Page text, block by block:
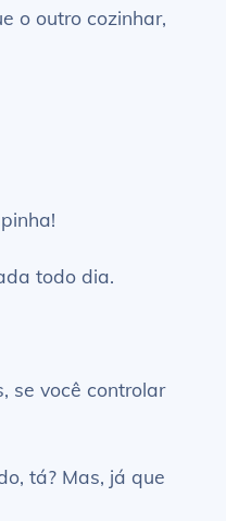
o outro cozinhar,
todo dia.
se você controlar
tá? Mas, já que